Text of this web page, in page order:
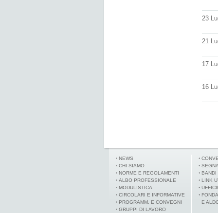
23
21
17
16
NEWS
CHI SIAMO
NORME E REGOLAMENTI
ALBO PROFESSIONALE
MODULISTICA
CIRCOLARI E INFORMATIVE
PROGRAMM. E CONVEGNI
GRUPPI DI LAVORO
BANDI
LINK
E